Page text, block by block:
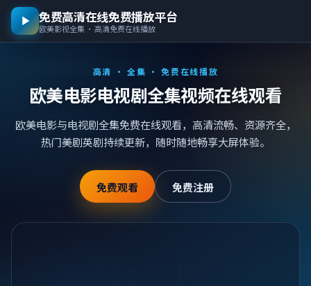
免费高清在线免费播放平台
欧美影视全集 · 高清免费在线播放
高清 · 全集 · 免费在线播放
欧美电影电视剧全集视频在线观看
欧美电影与电视剧全集免费在线观看，高清流畅、资源齐全，
热门美剧英剧持续更新，随时随地畅享大屏体验。
免费观看 免费注册